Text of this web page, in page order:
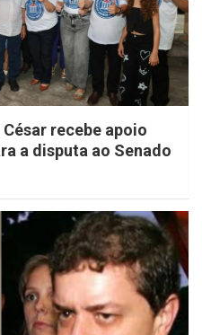
recebe apoio
a disputa ao Senado